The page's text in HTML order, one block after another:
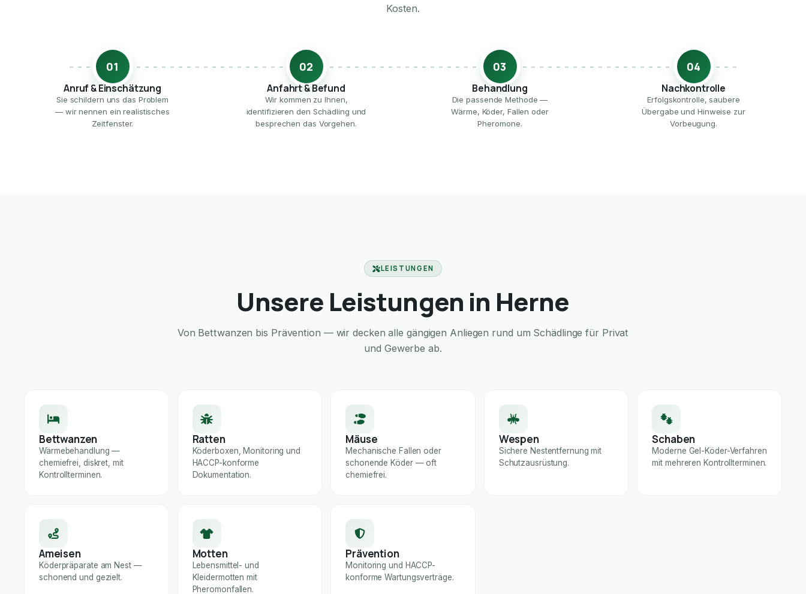
Kosten.
01
Anruf & Einschätzung
Sie schildern uns das Problem
— wir nennen ein realistisches
Zeitfenster.
02
Anfahrt & Befund
Wir kommen zu Ihnen,
identifizieren den Schädling und
besprechen das Vorgehen.
03
Behandlung
Die passende Methode —
Wärme, Köder, Fallen oder
Pheromone.
04
Nachkontrolle
Erfolgskontrolle, saubere
Übergabe und Hinweise zur
Vorbeugung.
LEISTUNGEN
Unsere Leistungen in Herne
Von Bettwanzen bis Prävention — wir decken alle gängigen Anliegen rund um Schädlinge für Privat
und Gewerbe ab.
Bettwanzen
Wärmebehandlung —
chemiefrei, diskret, mit
Kontrollterminen.
Ratten
Köderboxen, Monitoring und
HACCP-konforme
Dokumentation.
Mäuse
Mechanische Fallen oder
schonende Köder — oft
chemiefrei.
Wespen
Sichere Nestentfernung mit
Schutzausrüstung.
Schaben
Moderne Gel-Köder-Verfahren
mit mehreren Kontrollterminen.
Ameisen
Köderpräparate am Nest —
schonend und gezielt.
Motten
Lebensmittel- und
Kleidermotten mit
Pheromonfallen.
Prävention
Monitoring und HACCP-
konforme Wartungsverträge.